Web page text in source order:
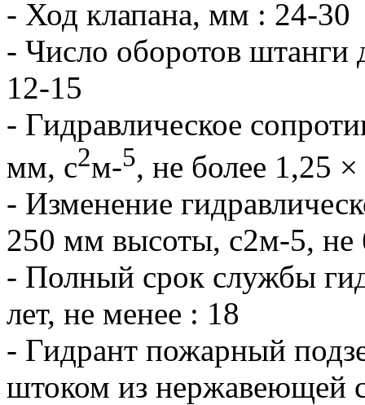
- Ход клапана, мм : 24-30
- Число оборотов штанги
12-15
- Гидравлическое
мм, с2м-5, не более 1,25
- Изменение
250 мм высоты, с2м-5, не
- Полный срок службы
лет, не менее : 18
- Гидрант пожарный
штоком из нержавеющей